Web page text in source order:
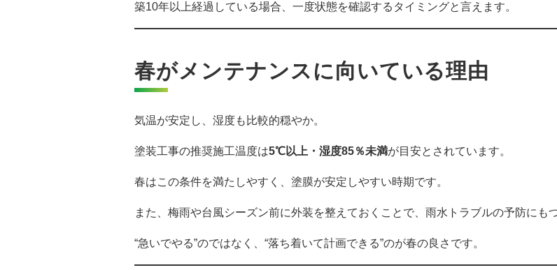
築10年以上経過している場合、一度状態を確認するタイミングと言えます。
春がメンテナンスに向いている理由
気温が安定し、湿度も比較的穏やか。
塗装工事の推奨施工温度は5℃以上・湿度85％未満が目安とされています。
春はこの条件を満たしやすく、塗膜が安定しやすい時期です。
また、梅雨や台風シーズン前に外装を整えておくことで、雨水トラブルの予防にも
“急いでやる”のではなく、“落ち着いて計画できる”のが春の良さです。